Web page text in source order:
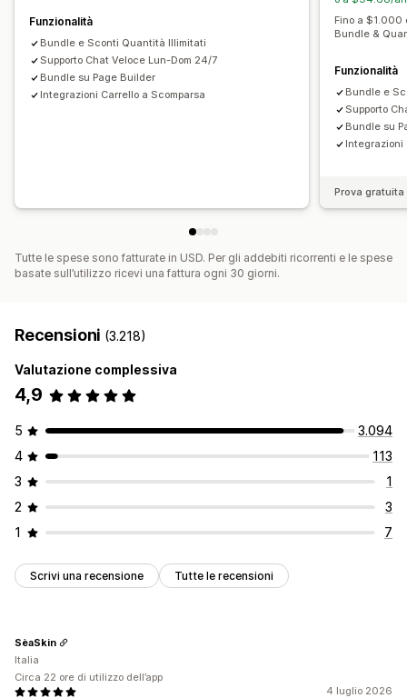
Paga uno, prendi due
Funzionalità
Bundle e Sconti Quantità Illimitati
Supporto Chat Veloce Lun-Dom 24/7
Bundle su Page Builder
Integrazioni Carrello a Scomparsa
Fino a $1.000
Bundle &
Funzionalità
Bundle e
Supporto
Bundle su
Integrazioni
Prova
Tutte le spese sono fatturate in USD. Per gli addebiti ricorrenti e le spese
basate sull’utilizzo ricevi una fattura ogni 30 giorni.
Recensioni (3.218)
Valutazione complessiva
4,9
5
3.094
4
113
3
1
2
3
1
7
Scrivi una recensione Tutte le recensioni
4 luglio 2026
SèaSkin
Italia
Circa 22 ore di utilizzo dell’app